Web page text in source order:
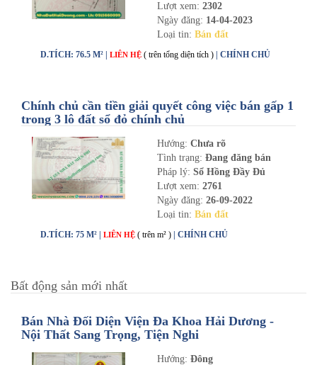
Lượt xem: 2302
Ngày đăng: 14-04-2023
Loại tin: Bán đất
D.TÍCH: 76.5 M² | LIÊN HỆ ( trên tổng diện tích ) | CHÍNH CHỦ
Chính chủ cần tiền giải quyết công việc bán gấp 1
trong 3 lô đất sổ đỏ chính chủ
Hướng: Chưa rõ
Tình trạng: Đang đăng bán
Pháp lý: Sổ Hồng Đầy Đủ
Lượt xem: 2761
Ngày đăng: 26-09-2022
Loại tin: Bán đất
D.TÍCH: 75 M² | LIÊN HỆ ( trên m² ) | CHÍNH CHỦ
Bất động sản mới nhất
Bán Nhà Đối Diện Viện Đa Khoa Hải Dương -
Nội Thất Sang Trọng, Tiện Nghi
Hướng: Đông